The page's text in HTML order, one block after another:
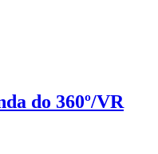
do 360º/VR